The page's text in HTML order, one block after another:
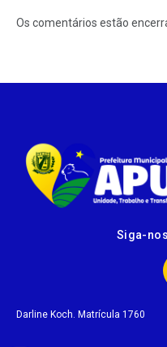
Os comentários estão
Siga-
Darline Koch. Matrícula 1760